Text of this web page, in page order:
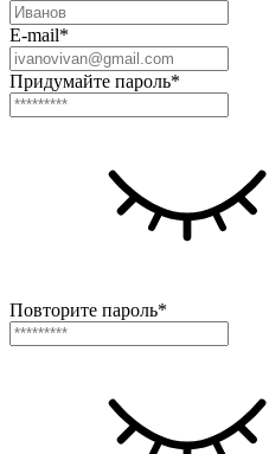
E-mail*
Придумайте пароль*
Повторите пароль*